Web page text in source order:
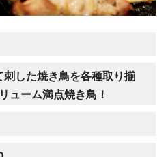
した焼き鳥を各種取り揃
ューム満点焼き鳥！